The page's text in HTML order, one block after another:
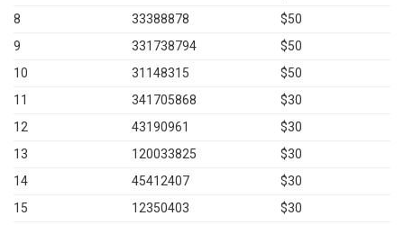
8
33388878
$50
9
331738794
$50
10
31148315
$50
11
341705868
$30
12
43190961
$30
13
120033825
$30
14
45412407
$30
15
12350403
$30